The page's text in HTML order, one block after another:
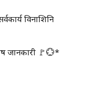
विनाशिनि
जानकारी 🚩💮*